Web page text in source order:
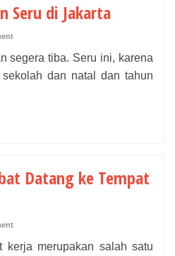
Seru di Jakarta
segera tiba. Seru ini, karena
dan natal dan tahun
Datang ke Tempat
kerja merupakan salah satu